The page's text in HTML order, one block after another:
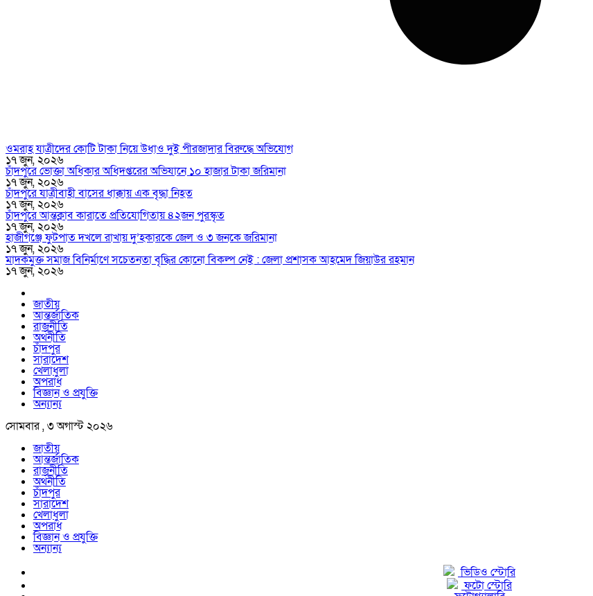
ওমরাহ যাত্রীদের কোটি টাকা নিয়ে উধাও দুই পীরজাদার বিরুদ্ধে অভিযোগ
১৭ জুন, ২০২৬
চাঁদপুরে ভোক্তা অধিকার অধিদপ্তরের অভিযানে ১০ হাজার টাকা জরিমানা
১৭ জুন, ২০২৬
চাঁদপুরে যাত্রীবাহী বাসের ধাক্কায় এক বৃদ্ধা নিহত
১৭ জুন, ২০২৬
চাঁদপুরে আন্তক্লাব কারাতে প্রতিযোগিতায় ৪২জন পুরস্কৃত
১৭ জুন, ২০২৬
হাজীগঞ্জে ফুটপাত দখলে রাখায় দু’হকারকে জেল ও ৩ জনকে জরিমানা
১৭ জুন, ২০২৬
মাদকমুক্ত সমাজ বিনির্মাণে সচেতনতা বৃদ্ধির কোনো বিকল্প নেই : জেলা প্রশাসক আহমেদ জিয়াউর রহমান
১৭ জুন, ২০২৬
জাতীয়
আন্তর্জাতিক
রাজনীতি
অর্থনীতি
চাঁদপুর
সারাদেশ
খেলাধুলা
অপরাধ
বিজ্ঞান ও প্রযুক্তি
অন্যান্য
সোমবার , ৩ অগাস্ট ২০২৬
জাতীয়
আন্তর্জাতিক
রাজনীতি
অর্থনীতি
চাঁদপুর
সারাদেশ
খেলাধুলা
অপরাধ
বিজ্ঞান ও প্রযুক্তি
অন্যান্য
ভিডিও স্টোরি
ফটো স্টোরি